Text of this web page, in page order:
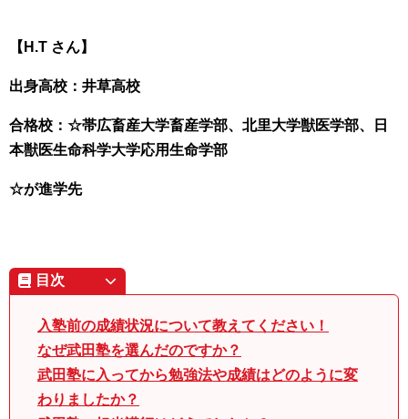
【H.T さん】
出身高校：井草高校
合格校：☆帯広畜産大学畜産学部、北里大学獣医学部、日
本獣医生命科学大学応用生命学部
☆が進学先
目次
入塾前の成績状況について教えてください！
なぜ武田塾を選んだのですか？
武田塾に入ってから勉強法や成績はどのように変
わりましたか？